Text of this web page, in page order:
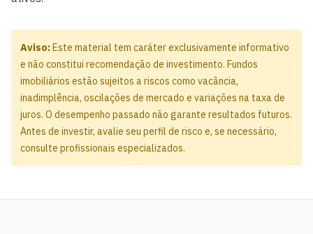
Aviso:Este material tem caráter exclusivamente informativo
e não constitui recomendação de investimento. Fundos
imobiliários estão sujeitos a riscos como vacância,
inadimplência, oscilações de mercado e variações na taxa de
juros. O desempenho passado não garante resultados futuros.
Antes de investir, avalie seu perfil de risco e, se necessário,
consulte profissionais especializados.